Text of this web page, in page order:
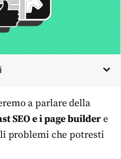
a parlare della
SEO e i page buildere
problemi che potresti